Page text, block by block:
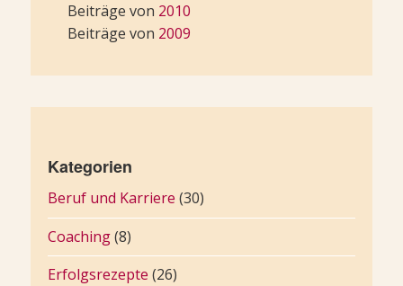
Beiträge von 2010
Beiträge von 2009
Kategorien
Beruf und Karriere (30)
Coaching(8)
Erfolgsrezepte (26)